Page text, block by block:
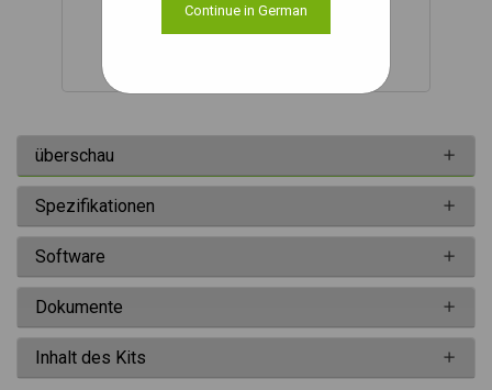
überschau
Spezifikationen
Software
Dokumente
Inhalt des Kits
Continue in German